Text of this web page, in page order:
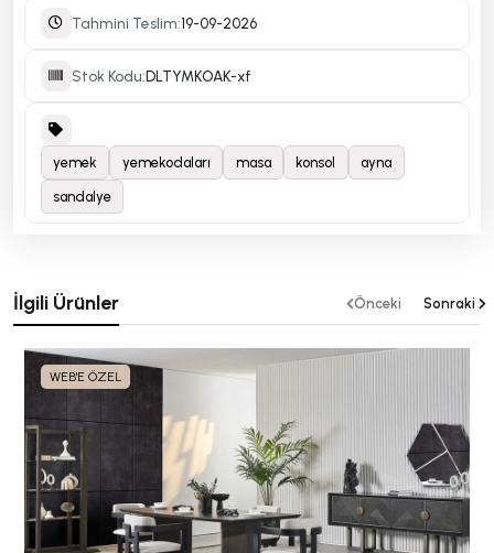
Tahmini Teslim:19-09-2026
Stok Kodu:DLTYMKOAK-xf
yemek yemekodaları masa konsol ayna
sandalye
İlgili Ürünler
WEB'E ÖZEL
Önceki Sonraki